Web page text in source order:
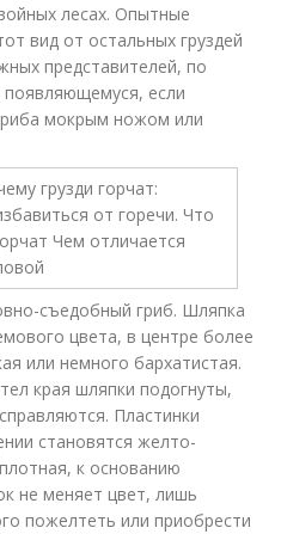
лесах. Опытные
вид от остальных груздей
представителей, по
появляющемуся, если
мокрым ножом или
съедобный гриб. Шляпка
цвета, в центре более
или немного бархатистая.
края шляпки подогнуты,
Пластинки
становятся желто-
к основанию
не меняет цвет, лишь
пожелтеть или приобрести